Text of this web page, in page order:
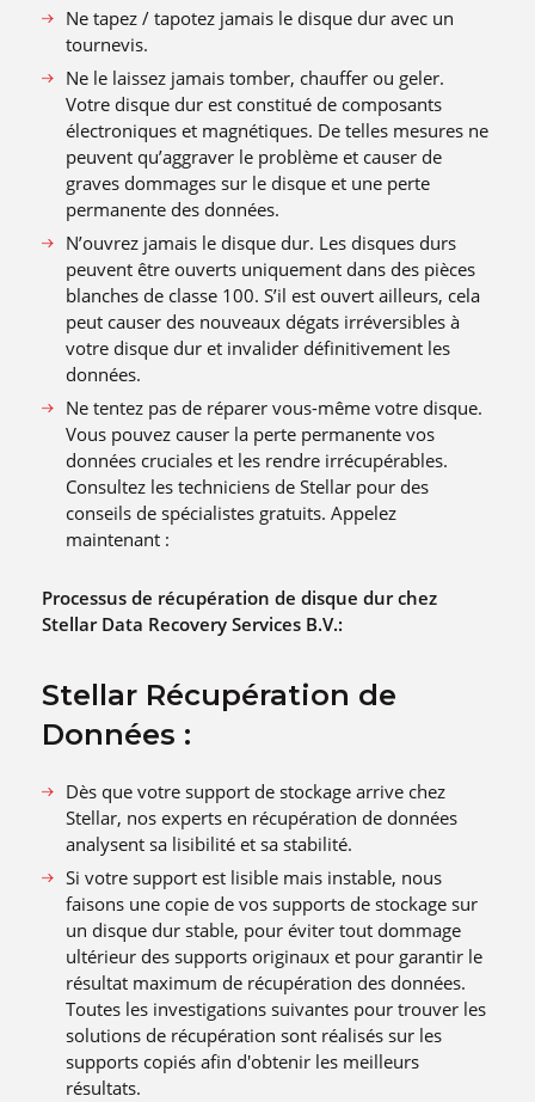
Ne tapez / tapotez jamais le disque dur avec un
tournevis.
Ne le laissez jamais tomber, chauffer ou geler.
Votre disque dur est constitué de composants
électroniques et magnétiques. De telles mesures ne
peuvent qu’aggraver le problème et causer de
graves dommages sur le disque et une perte
permanente des données.
N’ouvrez jamais le disque dur. Les disques durs
peuvent être ouverts uniquement dans des pièces
blanches de classe 100. S’il est ouvert ailleurs, cela
peut causer des nouveaux dégats irréversibles à
votre disque dur et invalider définitivement les
données.
Ne tentez pas de réparer vous-même votre disque.
Vous pouvez causer la perte permanente vos
données cruciales et les rendre irrécupérables.
Consultez les techniciens de Stellar pour des
conseils de spécialistes gratuits. Appelez
maintenant :
Processus de récupération de disque dur chez
Stellar Data Recovery Services B.V.:
Stellar Récupération de
Données :
Dès que votre support de stockage arrive chez
Stellar, nos experts en récupération de données
analysent sa lisibilité et sa stabilité.
Si votre support est lisible mais instable, nous
faisons une copie de vos supports de stockage sur
un disque dur stable, pour éviter tout dommage
ultérieur des supports originaux et pour garantir le
résultat maximum de récupération des données.
Toutes les investigations suivantes pour trouver les
solutions de récupération sont réalisés sur les
supports copiés afin d′obtenir les meilleurs
résultats.